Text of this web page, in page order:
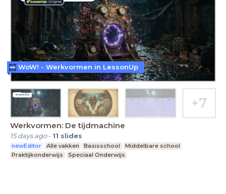
Werkvormen: De tijdmachine
15 days ago- 11 slides
newEditor Alle vakken Basisschool
Middelbare school
Praktijkonderwijs
Speciaal Onderwijs
WoW! - Werkvormen in LessonUp